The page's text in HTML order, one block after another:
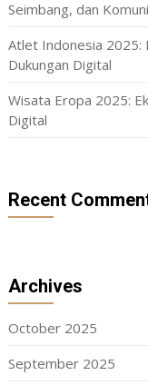
Seimbang, dan
Atlet Indonesia 2025:
Dukungan Digital
Wisata Eropa 2025:
Digital
Recent
Archives
October 2025
September 2025